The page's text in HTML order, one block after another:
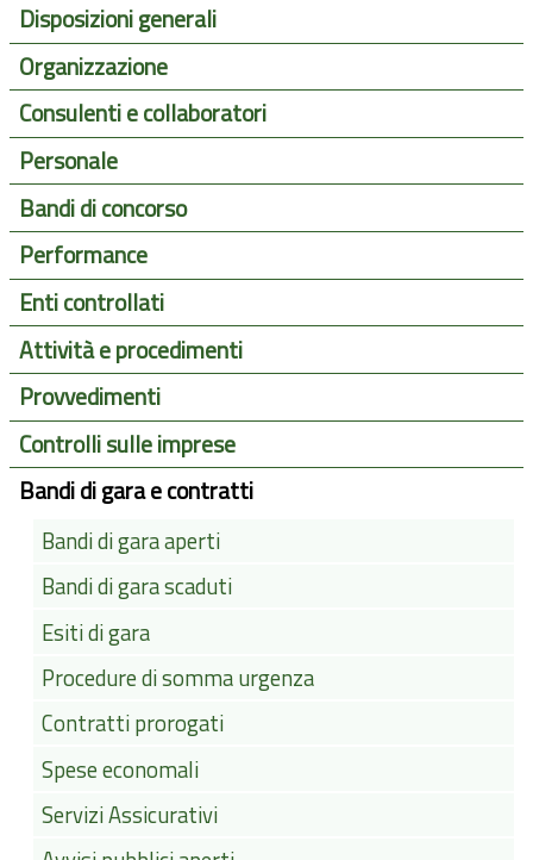
Disposizioni generali
Organizzazione
Consulenti e collaboratori
Personale
Bandi di concorso
Performance
Enti controllati
Attività e procedimenti
Provvedimenti
Controlli sulle imprese
Bandi di gara e contratti
Bandi di gara aperti
Bandi di gara scaduti
Esiti di gara
Procedure di somma urgenza
Contratti prorogati
Spese economali
Servizi Assicurativi